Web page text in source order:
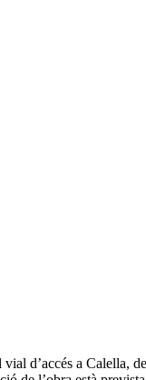
d’accés a Calella,